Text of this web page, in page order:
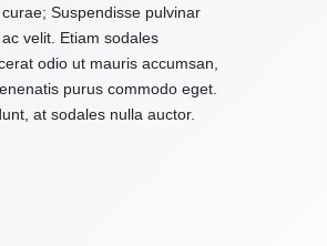
Suspendisse pulvinar
velit. Etiam sodales
odio ut mauris accumsan,
purus commodo eget.
at sodales nulla auctor.